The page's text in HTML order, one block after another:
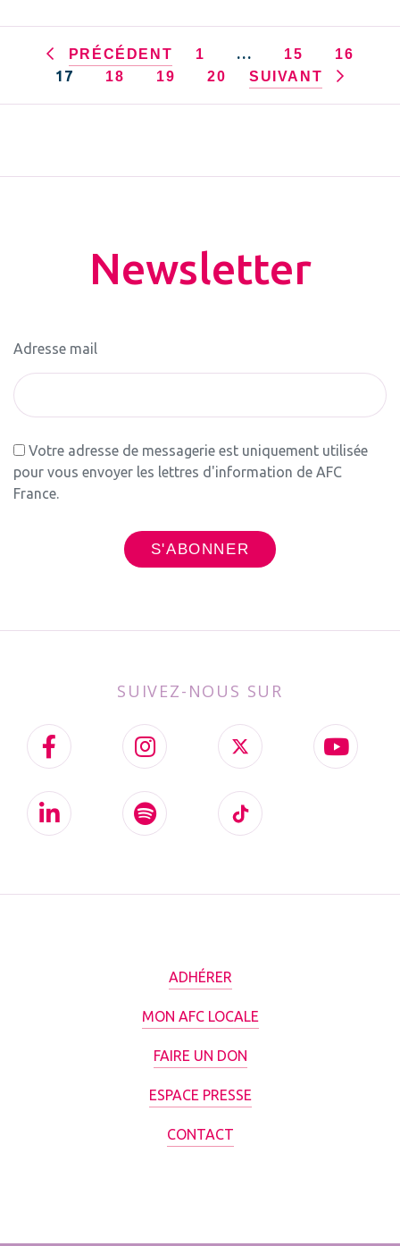
PRÉCÉDENT 1 … 15 16
17 18 19 20 SUIVANT
Newsletter
Adresse mail
Votre adresse de messagerie est uniquement utilisée
pour vous envoyer les lettres d'information de AFC
France.
SUIVEZ-NOUS SUR
ADHÉRER
MON AFC LOCALE
FAIRE UN DON
ESPACE PRESSE
CONTACT